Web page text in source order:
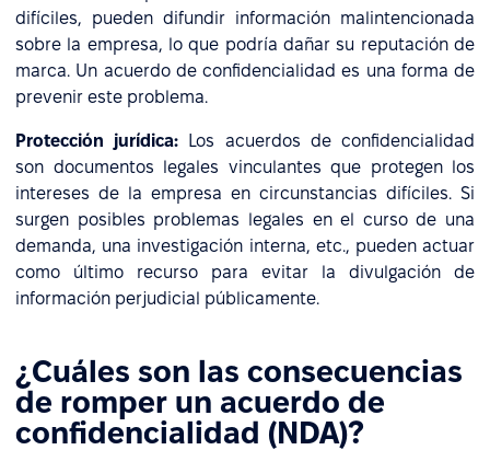
difíciles, pueden difundir información malintencionada
sobre la empresa, lo que podría dañar su reputación de
marca. Un acuerdo de confidencialidad es una forma de
prevenir este problema.
Protección jurídica: Los acuerdos de confidencialidad
son documentos legales vinculantes que protegen los
intereses de la empresa en circunstancias difíciles. Si
surgen posibles problemas legales en el curso de una
demanda, una investigación interna, etc., pueden actuar
como último recurso para evitar la divulgación de
información perjudicial públicamente.
¿Cuáles son las consecuencias
de romper un acuerdo de
confidencialidad (NDA)?